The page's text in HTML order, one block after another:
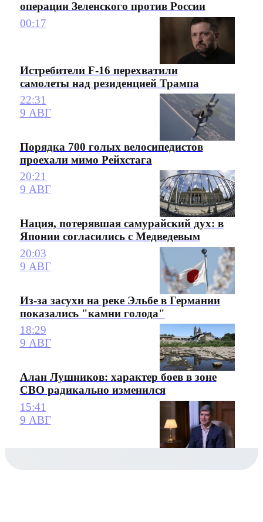
операции Зеленского против России
00:17
Истребители F-16 перехватили
самолеты над резиденцией Трампа
22:31
9 АВГ
Порядка 700 голых велосипедистов
проехали мимо Рейхстага
20:21
9 АВГ
Нация, потерявшая самурайский дух: в
Японии согласились с Медведевым
20:03
9 АВГ
Из-за засухи на реке Эльбе в Германии
показались "камни голода"
18:29
9 АВГ
Алан Лушников: характер боев в зоне
СВО радикально изменился
15:41
9 АВГ